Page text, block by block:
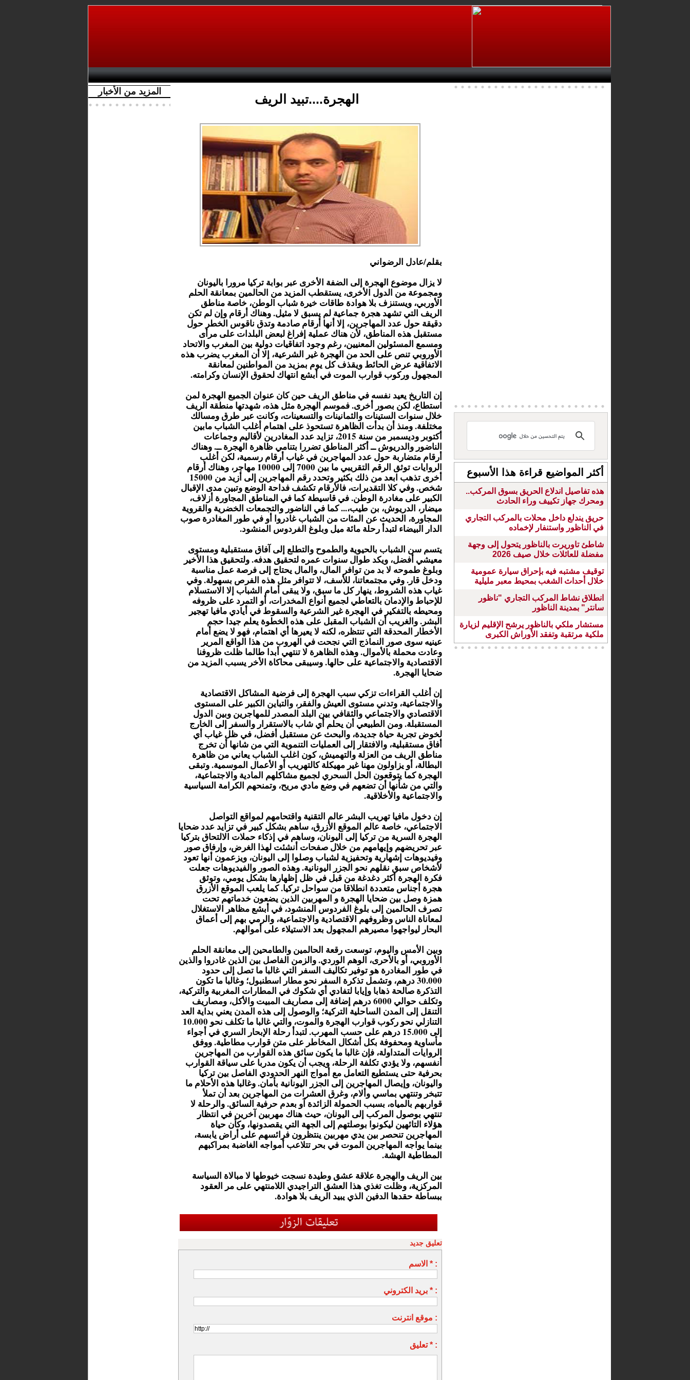
المزيد من الأخبار
الهجرة....تبيد الريف
بقلم/عادل الرضواني
لا يزال موضوع الهجرة إلى الضفة الأخرى عبر بوابة تركيا مرورا باليونان
ومجموعة من الدول الأخرى، يستقطب المزيد من الحالمين بمعانقة الحلم
الأوربي، ويستنزف بلا هوادة طاقات خيرة شباب الوطن، خاصة مناطق
الريف التي تشهد هجرة جماعية لم يسبق لا مثيل. وهناك أرقام وإن لم تكن
دقيقة حول عدد المهاجرين، إلا أنها أرقام صادمة وتدق ناقوس الخطر حول
مستقبل هذه المناطق، لأن هناك عملية إفراغ لبعض البلدات على مرأى
ومسمع المسئولين المعنيين، رغم وجود اتفاقيات دولية بين المغرب والاتحاد
الأوروبي تنص على الحد من الهجرة غير الشرعية، إلا أن المغرب يضرب هذه
الاتفاقية عرض الحائط ويقذف كل يوم بمزيد من المواطنين لمعانقة
المجهول وركوب قوارب الموت في أبشع انتهاك لحقوق الإنسان وكرامته.
إن التاريخ يعيد نفسه في مناطق الريف حين كان عنوان الجميع الهجرة لمن
استطاع، لكن بصور أخرى. فموسم الهجرة مثل هذه، شهدتها منطقة الريف
خلال سنوات الستينات والثمانينات والتسعينات، وكانت عبر طرق ومسالك
مختلفة. ومنذ أن بدأت الظاهرة تستحوذ على اهتمام أغلب الشباب مابين
أكتوبر وديسمبر من سنة 2015، تزايد عدد المغادرين لأقاليم وجماعات
الناضور والدريوش ــ أكثر المناطق تضررا بتنامي ظاهرة الهجرة ــ. وهناك
أرقام متضاربة حول عدد المهاجرين في غياب أرقام رسمية، لكن أغلب
الروايات توثق الرقم التقريبي ما بين 7000 إلى 10000 مهاجر، وهناك أرقام
أخرى تذهب ابعد من ذلك بكثير وتحدد رقم المهاجرين إلى أزيد من 15000
شخص. وفي كلا التقديرات، فالأرقام تكشف فداحة الوضع وتبين مدى الإقبال
الكبير على مغادرة الوطن. في قاسيطة كما في المناطق المجاورة أزلاف،
ميضار، الدريوش، بن طيب،... كما في الناضور والتجمعات الخضرية والقروية
المجاورة، الحديث عن المئات من الشباب غادروا أو في طور المغادرة صوب
الدار البيضاء لتبدأ رحلة مائة ميل وبلوغ الفردوس المنشود.
يتسم سن الشباب بالحيوية والطموح والتطلع إلى آفاق مستقبلية ومستوى
معيشي أفضل، ويكد طوال سنوات عمره لتحقيق هدفه. ولتحقيق هذا الأخير
وبلوغ طموحه لا بد من توافر المال، والمال يحتاج إلى فرصة عمل مناسبة
ودخل قار. وفي مجتمعاتنا، للأسف، لا تتوافر مثل هذه الفرص بسهولة. وفي
غياب هذه الشروط، ينهار كل ما سبق، ولا يبقى أمام الشباب إلا الاستسلام
للإحباط والإدمان بالتعاطي لجميع أنواع المخدرات، أو التمرد على ظروفه
ومحيطه بالتفكير في الهجرة غير الشرعية والسقوط في أيادي مافيا تهجير
البشر. والغريب أن الشباب المقبل على هذه الخطوة يعلم جيدا حجم
الأخطار المحدقة التي تنتظره، لكنه لا يعيرها أي اهتمام، فهو لا يضع أمام
عينيه سوى صور النماذج التي نجحت في الهروب من هذا الواقع المرير
وعادت محملة بالأموال. وهذه الظاهرة لا تنتهي أبدا طالما ظلت ظروفنا
الاقتصادية والاجتماعية على حالها. وسيبقى محاكاة الأخر يسبب المزيد من
ضحايا الهجرة.
إن أغلب القراءات تزكي سبب الهجرة إلى فرضية المشاكل الاقتصادية
والاجتماعية، وتدني مستوى العيش والفقر، والتباين الكبير على المستوى
الاقتصادي والاجتماعي والثقافي بين البلد المصدر للمهاجرين وبين الدول
المستقبلة. ومن الطبيعي أن يحلم أي شاب بالاستقرار والسفر إلى الخارج
لخوض تجربة حياة جديدة، والبحث عن مستقبل أفضل، في ظل غياب أي
أفاق مستقبلية، والافتقار إلى العمليات التنموية التي من شانها أن تخرج
مناطق الريف من العزلة والتهميش، كون اغلب الشباب يعاني من ظاهرة
البطالة، أو يزاولون مهنا غير مهيكلة كالتهريب أو الأعمال الموسمية. وتبقى
الهجرة كما يتوقعون الحل السحري لجميع مشاكلهم المادية والاجتماعية،
والتي من شأنها أن تضعهم في وضع مادي مريح، وتمنحهم الكرامة السياسية
والاجتماعية والأخلاقية.
إن دخول مافيا تهريب البشر عالم التقنية واقتحامهم لمواقع التواصل
الاجتماعي، خاصة عالم الموقع الأزرق، ساهم بشكل كبير في تزايد عدد ضحايا
الهجرة السرية من تركيا إلى اليونان، وساهم في إذكاء حملات الالتحاق بتركيا
عبر تحريضهم وإيهامهم من خلال صفحات أنشئت لهذا الغرض، وإرفاق صور
وفيديوهات إشهارية وتحفيزية لشباب وصلوا إلى اليونان، ويزعمون أنها تعود
لأشخاص سبق نقلهم نحو الجزر اليونانية. وهذه الصور والفيديوهات جعلت
فكرة الهجرة أكثر دغدغة من قبل في ظل إظهارها بشكل يومي، وتوثق
هجرة أجناس متعددة انطلاقا من سواحل تركيا. كما يلعب الموقع الأزرق
همزة وصل بين ضحايا الهجرة و المهربين الذين يضعون خدماتهم تحت
تصرف الحالمين إلى بلوغ الفردوس المنشود، في أبشع مظاهر الاستغلال
لمعاناة الناس وظروفهم الاقتصادية والاجتماعية، والرمي بهم إلى أعماق
البحار ليواجهوا مصيرهم المجهول بعد الاستيلاء على أموالهم.
وبين الأمس واليوم، توسعت رقعة الحالمين والطامحين إلى معانقة الحلم
الأوروبي، أو بالأحرى، الوهم الوردي. والزمن الفاصل بين الذين غادروا والذين
في طور المغادرة هو توفير تكاليف السفر التي غالبا ما تصل إلى حدود
30.000 درهم، وتشمل تذكرة السفر نحو مطار اسطنبول؛ وغالبا ما تكون
التذكرة صالحة ذهابا وإيابا لتفادي أي شكوك في المطارات المغربية والتركية،
وتكلف حوالي 6000 درهم إضافة إلى مصاريف المبيت والأكل، ومصاريف
التنقل إلى المدن الساحلية التركية؛ والوصول إلى هذه المدن يعني بداية العد
التنازلي نحو ركوب قوارب الهجرة والموت، والتي غالبا ما تكلف نحو 10.000
إلى 15.000 درهم على حسب المهرب. لتبدأ رحلة الإبحار السري في أجواء
مأساوية ومحفوفة بكل أشكال المخاطر على متن قوارب مطاطية. ووفق
الروايات المتداولة، فإن غالبا ما يكون سائق هذه القوارب من المهاجرين
أنفسهم، ولا يؤدي تكلفة الرحلة، ويجب أن يكون مدربا على سياقة القوارب
بحرفية حتى يستطيع التعامل مع أمواج النهر الحدودي الفاصل بين تركيا
واليونان، وإيصال المهاجرين إلى الجزر اليونانية بأمان. وغالبا هذه الأحلام ما
تتبخر وتنتهي بماسي وألام، وغرق العشرات من المهاجرين بعد أن تملأ
قواربهم بالمياه، بسبب الحمولة الزائدة آو بعدم حرفية السائق. والرحلة لا
تنتهي بوصول المركب إلى اليونان، حيث هناك مهربين آخرين في انتظار
هؤلاء التائهين ليكونوا بوصلتهم إلى الجهة التي يقصدونها، وكأن حياة
المهاجرين تنحصر بين يدي مهربين ينتظرون فرائسهم على أراض يابسة،
بينما يواجه المهاجرين الموت في بحر تتلاعب أمواجه الغاضبة بمراكبهم
المطاطية الهشة.
بين الريف والهجرة علاقة عشق وطيدة نسجت خيوطها لا مبالاة السياسة
المركزية، وظلت تغذي هذا العشق التراجيدي اللامنتهي على مر العقود
ببساطة حقدها الدفين الذي يبيد الريف بلا هوادة.
تعليق جديد
الاسم * :
بريد الكتروني * :
موقع انترنت :
تعليق * :
أكثر المواضيع قراءة هذا الأسبوع
هذه تفاصيل اندلاع الحريق بسوق المركب..
ومحرك جهاز تكييف وراء الحادث
حريق يندلع داخل محلات بالمركب التجاري
في الناظور واستنفار لإخماده
شاطئ تاوريرت بالناظور يتحول إلى وجهة
مفضلة للعائلات خلال صيف 2026
توقيف مشتبه فيه بإحراق سيارة عمومية
خلال أحداث الشغب بمحيط معبر مليلية
انطلاق نشاط المركب التجاري "ناظور
سانتر" بمدينة الناظور
مستشار ملكي بالناظور يرشح الإقليم لزيارة
ملكية مرتقبة وتفقد الأوراش الكبرى